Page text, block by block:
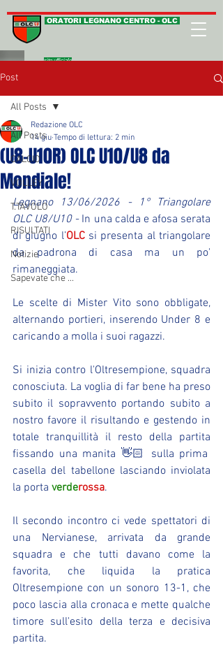
ORATORI LEGNANO CENTRO - OLC
sito ufficiale
Post
All Posts
CALCIO
VOLLEY
T.TAVOLO
RISULTATI
Notizie
Sapevate che ...
All Posts
(U8-U10R) OLC U10/U8 da
Mondiale!
Redazione OLC
14 giu Tempo di lettura: 2 min
Legnano 13/06/2026 - 1° Triangolare
OLC U8/U10 - In una calda e afosa serata
di giugno l’OLC si presenta al triangolare
da padrona di casa ma un po'
rimaneggiata.
Le scelte di Mister Vito sono obbligate,
alternando portieri, inserendo Under 8 e
caricando a molla i suoi ragazzi.
Si inizia contro l'Oltresempione, squadra
conosciuta. La voglia di far bene ha preso
subito il sopravvento portando subito a
nostro favore il risultando e gestendo in
totale tranquillità il resto della partita
fissando una manita 👋🏻 sulla prima
casella del tabellone lasciando inviolata
la porta verderossa.
Il secondo incontro ci vede spettatori di
una Nervianese, arrivata da grande
squadra e che tutti davano come la
favorita, che liquida la pratica
Oltresempione con un sonoro 13-1, che
poco lascia alla cronaca e mette qualche
timore sull'esito della terza e decisiva
partita.